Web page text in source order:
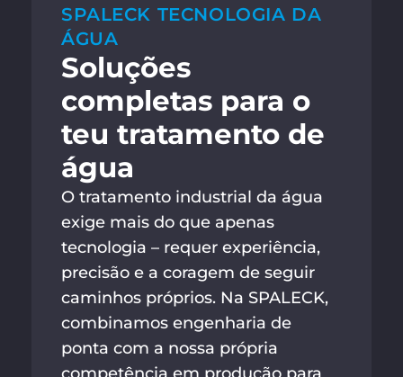
SPALECK TECNOLOGIA DA
ÁGUA
Soluções
completas para o
teu tratamento de
água
O tratamento industrial da água
exige mais do que apenas
tecnologia – requer experiência,
precisão e a coragem de seguir
caminhos próprios. Na SPALECK,
combinamos engenharia de
ponta com a nossa própria